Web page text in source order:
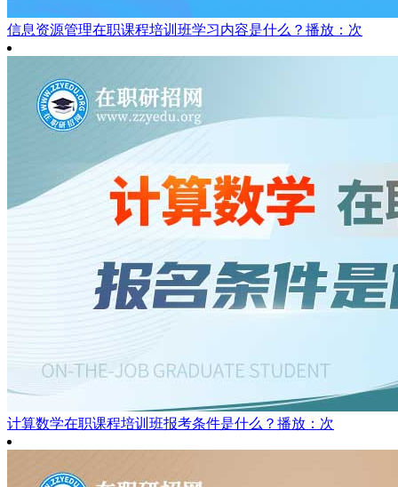
信息资源管理在职课程培训班学习内容是什么？ 播放：次
计算数学在职课程培训班报考条件是什么？ 播放：次